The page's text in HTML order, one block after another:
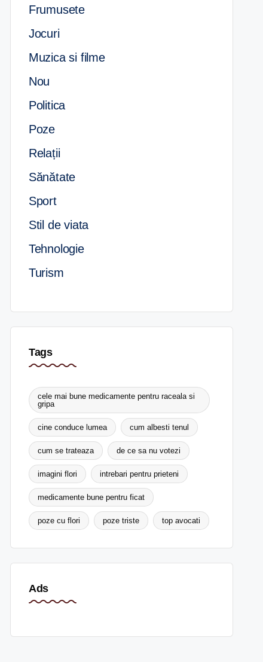
Frumusete
Jocuri
Muzica si filme
Nou
Politica
Poze
Relații
Sănătate
Sport
Stil de viata
Tehnologie
Turism
Tags
cele mai bune medicamente pentru raceala si
gripa
cine conduce lumea cum albesti tenul
cum se trateaza de ce sa nu votezi
imagini flori intrebari pentru prieteni
medicamente bune pentru ficat
poze cu flori poze triste top avocati
Ads